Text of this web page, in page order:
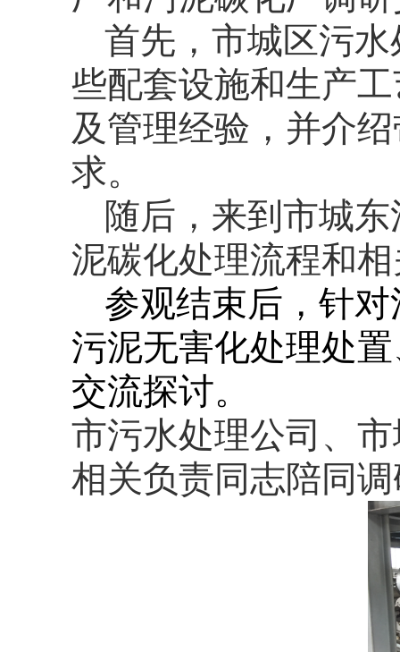
首先，市城区污
些配套设施和生产
及管理经验，并介
求。
随后，来到市城
泥碳化处理流程和
参观结束后，针
污泥无害化处理处
交流探讨。
市污水处理公司、
相关负责同志陪同